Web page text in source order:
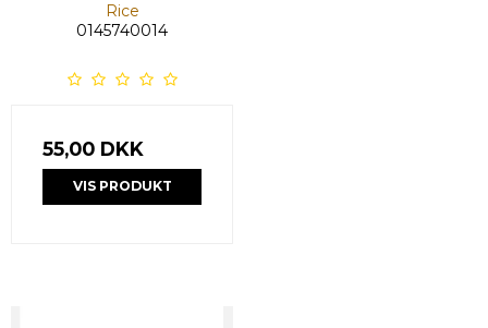
Rice
0145740014
55,00 DKK
VIS PRODUKT